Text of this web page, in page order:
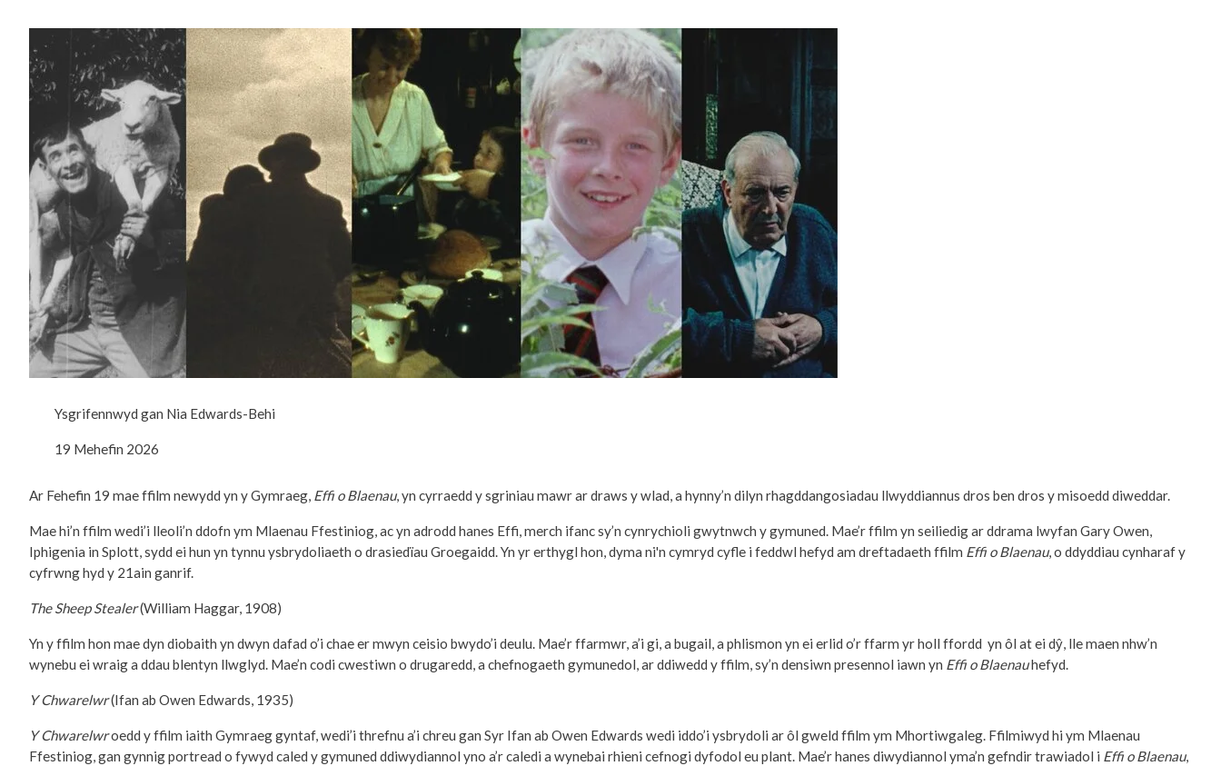
Ysgrifennwyd gan Nia Edwards-Behi
19 Mehefin 2026
Ar Fehefin 19 mae ffilm newydd yn y Gymraeg, Effi o Blaenau, yn cyrraedd y sgriniau mawr ar draws y wlad, a hynny’n dilyn rhagddangosiadau llwyddiannus dros ben dros y misoedd diweddar.
Mae hi’n ffilm wedi’i lleoli’n ddofn ym Mlaenau Ffestiniog, ac yn adrodd hanes Effi, merch ifanc sy’n cynrychioli gwytnwch y gymuned. Mae’r ffilm yn seiliedig ar ddrama lwyfan Gary Owen,
Iphigenia in Splott, sydd ei hun yn tynnu ysbrydoliaeth o drasiedïau Groegaidd. Yn yr erthygl hon, dyma ni'n cymryd cyfle i feddwl hefyd am dreftadaeth ffilm Effi o Blaenau, o ddyddiau cynharaf y
cyfrwng hyd y 21ain ganrif.
The Sheep Stealer(William Haggar, 1908)
Yn y ffilm hon mae dyn diobaith yn dwyn dafad o’i chae er mwyn ceisio bwydo’i deulu. Mae’r ffarmwr, a’i gi, a bugail, a phlismon yn ei erlid o’r ffarm yr holl ffordd yn ôl at ei dŷ, lle maen nhw’n
wynebu ei wraig a ddau blentyn llwglyd. Mae’n codi cwestiwn o drugaredd, a chefnogaeth gymunedol, ar ddiwedd y ffilm, sy’n densiwn presennol iawn yn Effi o Blaenauhefyd.
Y Chwarelwr(Ifan ab Owen Edwards, 1935)
Y Chwarelwroedd y ffilm iaith Gymraeg gyntaf, wedi’i threfnu a’i chreu gan Syr Ifan ab Owen Edwards wedi iddo’i ysbrydoli ar ôl gweld ffilm ym Mhortiwgaleg. Ffilmiwyd hi ym Mlaenau
Ffestiniog, gan gynnig portread o fywyd caled y gymuned ddiwydiannol yno a’r caledi a wynebai rhieni cefnogi dyfodol eu plant. Mae’r hanes diwydiannol yma’n gefndir trawiadol i Effi o Blaenau,